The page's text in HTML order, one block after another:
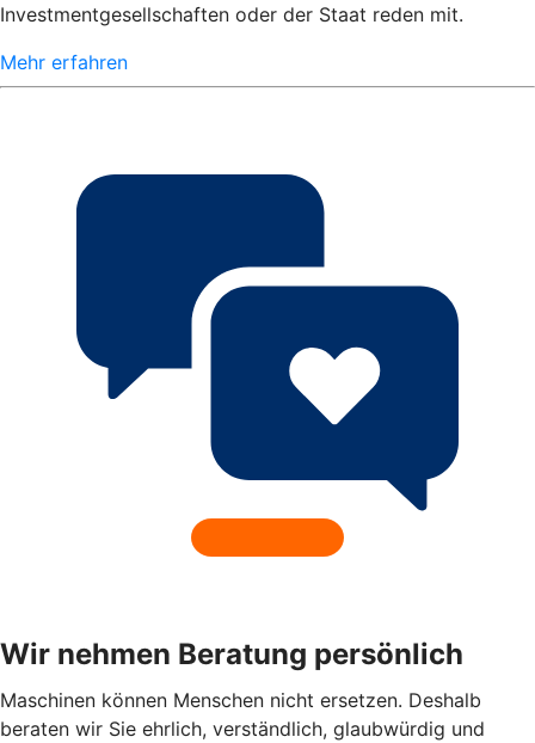
Investmentgesellschaften oder der Staat reden mit.
Mehr erfahren
Wir nehmen Beratung persönlich
Maschinen können Menschen nicht ersetzen. Deshalb
beraten wir Sie ehrlich, verständlich, glaubwürdig und